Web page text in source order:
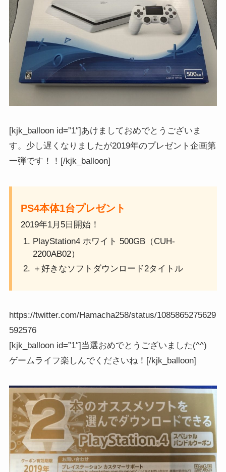
[kjk_balloon id=”1″]あけましておめでとうございま
す。少し遅くなりましたが2019年のプレゼント企画第
一弾です！！[/kjk_balloon]
PS4本体1台プレゼント
2019年1月5日開始！
PlayStation4 ホワイト 500GB（CUH-
2200AB02）
＋好きなソフトダウンロード2タイトル
https://twitter.com/Hamacha258/status/1085865275629
592576
[kjk_balloon id=”1″]当選おめでとうございました(^^)
ゲームライフ楽しんでくださいね！[/kjk_balloon]